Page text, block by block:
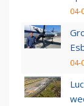
04-
04-